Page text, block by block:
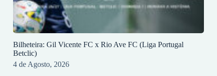
Bilheteira: Gil Vicente FC x Rio Ave FC (Liga Portugal
Betclic)
4 de Agosto, 2026